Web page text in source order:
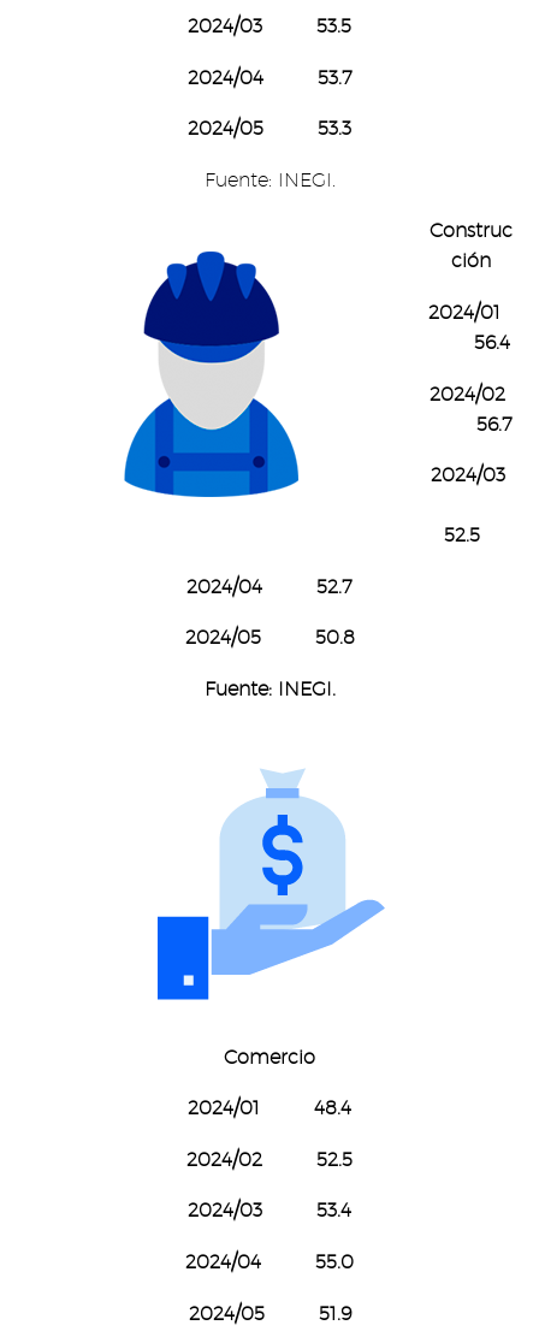
2024/03 53.5
2024/04 53.7
2024/05 53.3
Fuente: INEGI.
Construc
ción
2024/01
56.4
2024/02
56.7
2024/03
52.5
2024/04 52.7
2024/05 50.8
Fuente: INEGI.
Comercio
2024/01 48.4
2024/02 52.5
2024/03 53.4
2024/04 55.0
2024/05 51.9